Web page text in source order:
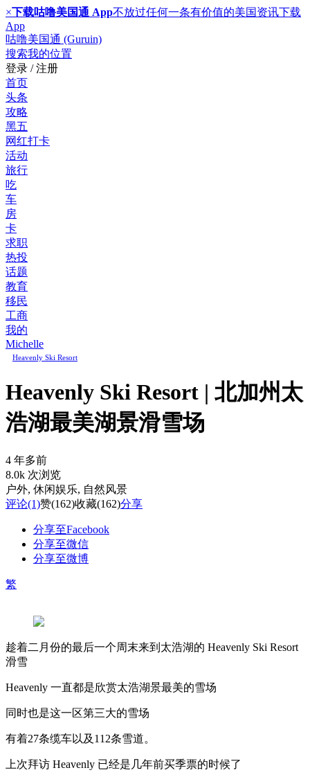
×下载咕噜美国通 App不放过任何一条有价值的美国资讯下载
App
咕噜美国通 (Guruin)
搜索我的位置
登录 / 注册
首页
头条
攻略
黑五
网红打卡
活动
旅行
吃
车
房
卡
求职
热投
话题
教育
移民
工商
我的
Michelle
Heavenly Ski Resort
Heavenly Ski Resort | 北加州太
浩湖最美湖景滑雪场
4 年多前
8.0k 次浏览
户外, 休闲娱乐, 自然风景
评论(1)赞(162)收藏(162)分享
分享至Facebook
分享至微信
分享至微博
繁
趁着二月份的最后一个周末来到太浩湖的 Heavenly Ski Resort
滑雪
Heavenly 一直都是欣赏太浩湖景最美的雪场
同时也是这一区第三大的雪场
有着27条缆车以及112条雪道。
上次拜访 Heavenly 已经是几年前买季票的时候了